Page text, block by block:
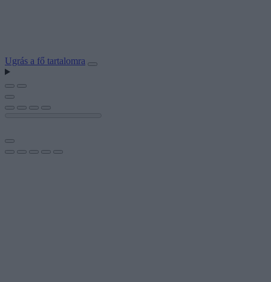
Ugrás a fő tartalomra